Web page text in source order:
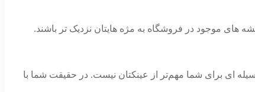
های موجود در فروشگاه به مژه هایتان نزدیک تر باشند.
ای برای شما مهم‌تر از عینکتان نیست. در حقیقت شما با